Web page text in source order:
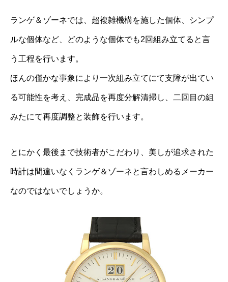
ランゲ＆ゾーネでは、超複雑機構を施した個体、シンプ
ルな個体など、どのような個体でも2回組み立てると言
う工程を行います。
ほんの僅かな事象により一次組み立てにて支障が出てい
る可能性を考え、完成品を再度分解清掃し、二回目の組
みたにて再度調整と装飾を行います。
とにかく最後まで技術者がこだわり、美しが追求された
時計は間違いなくランゲ＆ゾーネと言わしめるメーカー
なのではないでしょうか。